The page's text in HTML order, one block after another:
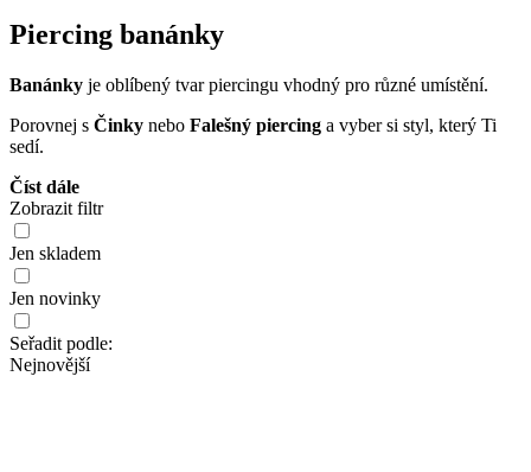
Piercing banánky
Banánky je oblíbený tvar piercingu vhodný pro různé umístění.
Porovnej s Činky nebo Falešný piercing a vyber si styl, který Ti
sedí.
Číst dále
Zobrazit filtr
Jen skladem
Jen novinky
Seřadit podle:
Nejnovější